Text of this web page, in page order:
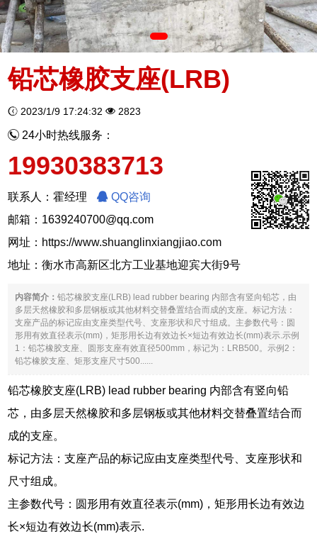
铅芯橡胶支座(LRB)
2023/1/9 17:24:32 2823
24小时热线服务：
19930383713
联系人：霍经理
QQ咨询
邮箱：1639240700@qq.com
网址： https://www.shuanglinxiangjiao.com
地址：衡水市高新区北方工业基地迎宾大街9号
内容简介：铅芯橡胶支座(LRB) lead rubber bearing 内部含有竖向铅芯，由
多层天然橡胶和多层钢板或其他材料交替叠置结合而成的支座。标记方法：
支座产品的标记应由支座类型代号、支座形状和尺寸组成。主参数代号：圆
形用有效直径表示(mm)，矩形用长边有效边长×短边有效边长(mm)表示.示例
1：铅芯橡胶支座、圆形支座有效直径500mm，标记为：LRB500。示例2：
铅芯橡胶支座、矩形支座尺寸500......
铅芯橡胶支座(LRB) lead rubber bearing 内部含有竖向铅
芯，由多层天然橡胶和多层钢板或其他材料交替叠置结合而
成的支座。
标记方法：支座产品的标记应由支座类型代号、支座形状和
尺寸组成。
主参数代号：圆形用有效直径表示(mm)，矩形用长边有效边
长×短边有效边长(mm)表示.